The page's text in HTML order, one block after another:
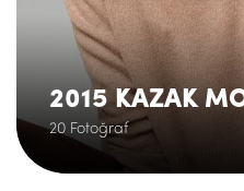
2015 KAZAK
20 Fotoğraf